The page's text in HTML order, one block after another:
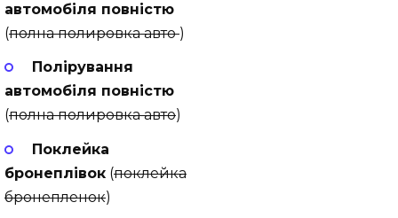
автомобіля повністю
(полна полировка авто)
Полірування
автомобіля повністю
(полна полировка авто)
Поклейка
бронеплівок (поклейка
бронепленок)